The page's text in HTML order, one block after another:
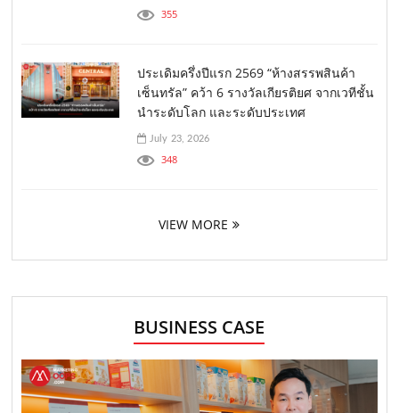
355
ประเดิมครึ่งปีแรก 2569 “ห้างสรรพสินค้า
เซ็นทรัล” คว้า 6 รางวัลเกียรติยศ จากเวทีชั้น
นำระดับโลก และระดับประเทศ
July 23, 2026
348
VIEW MORE
BUSINESS CASE